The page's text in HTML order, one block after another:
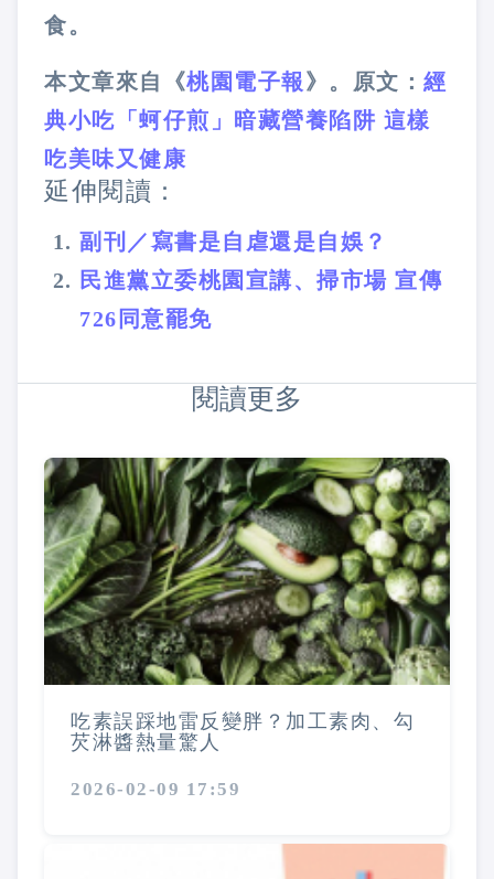
食。
本文章來自《桃園電子報 》。原文： 經
典小吃「蚵仔煎」暗藏營養陷阱 這樣
吃美味又健康
延伸閱讀：
副刊／寫書是自虐還是自娛？
民進黨立委桃園宣講、掃市場 宣傳
726同意罷免
閱讀更多
吃素誤踩地雷反變胖？加工素肉、勾
芡淋醬熱量驚人
2026-02-09 17:59